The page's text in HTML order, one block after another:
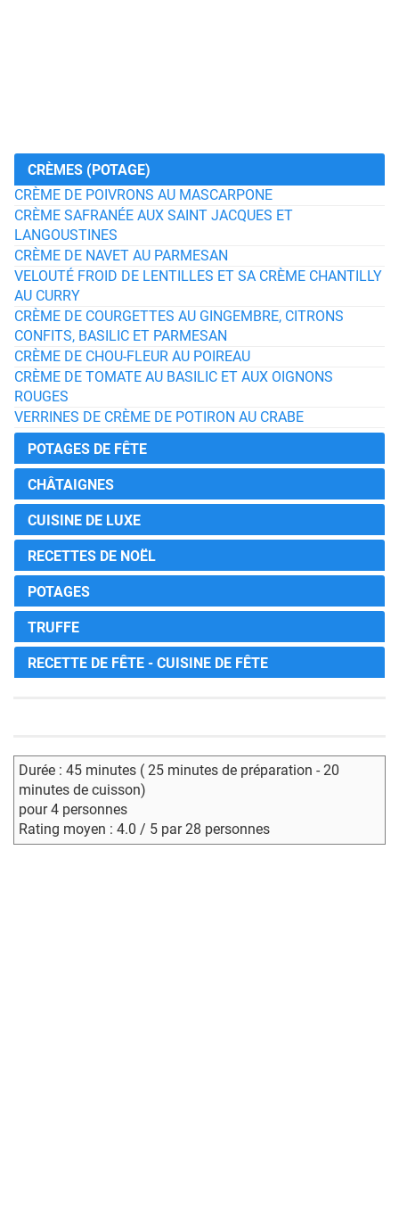
CRÈMES (POTAGE)
CRÈME DE POIVRONS AU MASCARPONE
CRÈME SAFRANÉE AUX SAINT JACQUES ET
LANGOUSTINES
CRÈME DE NAVET AU PARMESAN
VELOUTÉ FROID DE LENTILLES ET SA CRÈME CHANTILLY
AU CURRY
CRÈME DE COURGETTES AU GINGEMBRE, CITRONS
CONFITS, BASILIC ET PARMESAN
CRÈME DE CHOU-FLEUR AU POIREAU
CRÈME DE TOMATE AU BASILIC ET AUX OIGNONS
ROUGES
VERRINES DE CRÈME DE POTIRON AU CRABE
POTAGES DE FÊTE
CHÂTAIGNES
CUISINE DE LUXE
RECETTES DE NOËL
POTAGES
TRUFFE
RECETTE DE FÊTE - CUISINE DE FÊTE
Durée : 45 minutes ( 25 minutes de préparation - 20
minutes de cuisson)
pour 4 personnes
Rating moyen : 4.0 / 5 par 28 personnes